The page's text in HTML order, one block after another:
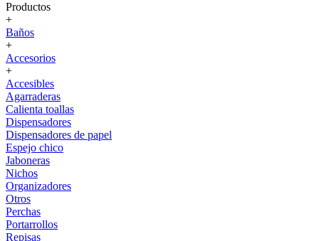
Productos
+
Baños
+
Accesorios
+
Accesibles
Agarraderas
Calienta toallas
Dispensadores
Dispensadores de papel
Espejo chico
Jaboneras
Nichos
Organizadores
Otros
Perchas
Portarrollos
Repisas